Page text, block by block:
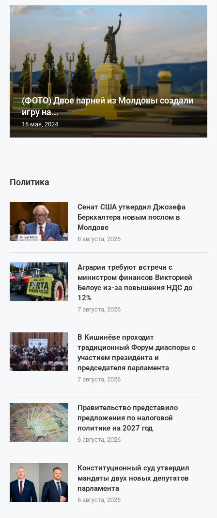
Политика
Сенат США утвердил Джозефа
Беркхалтера новым послом в
Молдове
8 августа, 2026
Аграрии требуют встречи с
министром финансов Викторией
Белоус из-за повышения НДС до
12%
7 августа, 2026
В Кишинёве проходит
традиционный Форум диаспоры с
участием президента и
председателя парламента
7 августа, 2026
Правительство представило
предложения по налоговой
политике на 2027 год
6 августа, 2026
Конституционный суд утвердил
мандаты двух новых депутатов
парламента
6 августа, 2026
(ФОТО) Двое парней из Молдовы создали
игру на...
16 мая, 2024